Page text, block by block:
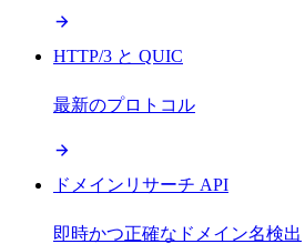
HTTP/3 と QUIC
最新のプロトコル
ドメインリサーチ API
即時かつ正確なドメイン名検出